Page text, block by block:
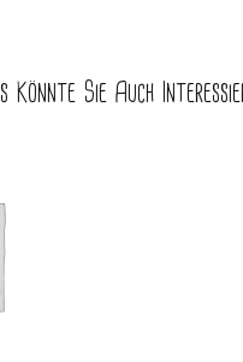
Könnte Sie Auch